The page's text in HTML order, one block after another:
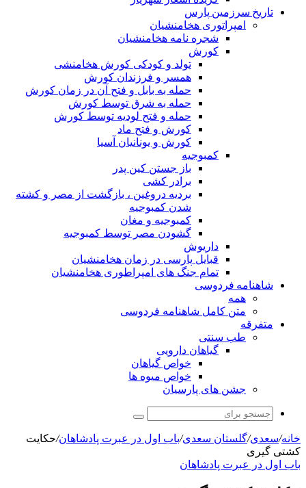
تاریخ سرزمین پارس
امپراتوری هخامنشیان
شجره نامه هخامنشیان
کورش
تولد و کودکی کورش هخامنشی
همسر و فرزندان کورش
حمله به بابل و فتح آن در زمان کورش
حمله به شرق توسط کورش
حمله و فتح لودیه توسط کورش
کورش و فتح ماد
کورش و یونانیان آسیا
کمبوجیه
باز جستن کین پدر
برادر کشی
بردیه دروغین ، بازگشت از مصر و کشته
شدن کمبوجیه
کمبوجیه و مغان
گشودن مصر توسط کمبوجیه
داریوش
قبایل پارسی در زمان هخامنشیان
تمام جنگ های امپراطوری هخامنشیان
شاهنامه فردوسی
همه
متن کامل شاهنامه فردوسی
متفرقه
طب سنتی
گیاهان دارویی
خواص گیاهان
خواص میوه ها
جشن های پارسیان
جستجو
خانه/سعدی/گلستان سعدی/باب اول در عبرت پادشاهان/حکایت
کشتى گیرى
باب اول در عبرت پادشاهان